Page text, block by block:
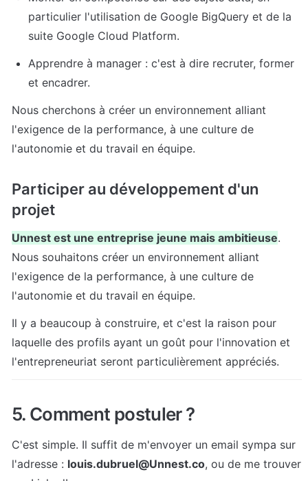
particulier l'utilisation de Google BigQuery et de la
suite Google Cloud Platform.
Apprendre à manager : c'est à dire recruter, former
et encadrer.
Nous cherchons à créer un environnement alliant
l'exigence de la performance, à une culture de
l'autonomie et du travail en équipe.
Participer au développement d'un
projet
Unnest est une entreprise jeune mais ambitieuse.
Nous souhaitons créer un environnement alliant
l'exigence de la performance, à une culture de
l'autonomie et du travail en équipe.
Il y a beaucoup à construire, et c'est la raison pour
laquelle des profils ayant un goût pour l'innovation et
l'entrepreneuriat seront particulièrement appréciés.
5. Comment postuler ?
C'est simple. Il suffit de m'envoyer un email sympa sur
l'adresse : louis.dubruel@Unnest.co, ou de me trouver